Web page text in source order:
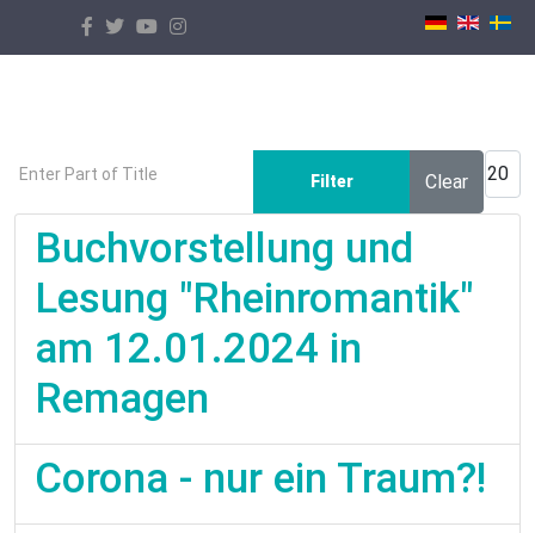
Select your language
Enter Part of Title
Filter Clear
Buchvorstellung und
Lesung "Rheinromantik"
am 12.01.2024 in
Remagen
Corona - nur ein Traum?!